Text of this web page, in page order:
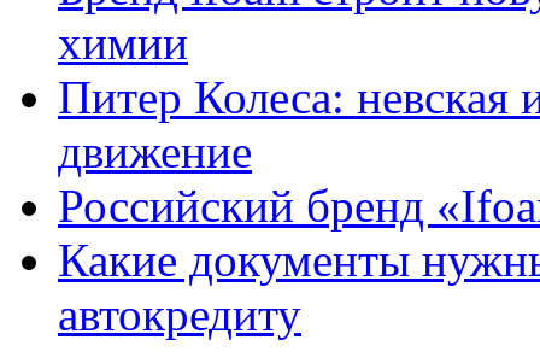
химии
Питер Колеса: невская
движение
Российский бренд
Какие документы
автокредиту